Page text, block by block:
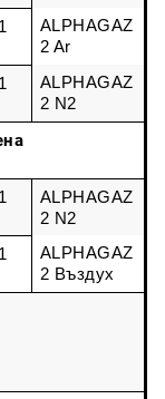
ALPHAGAZ
2 Ar
ALPHAGAZ
2 N2
ALPHAGAZ
2 N2
ALPHAGAZ
2 Въздух